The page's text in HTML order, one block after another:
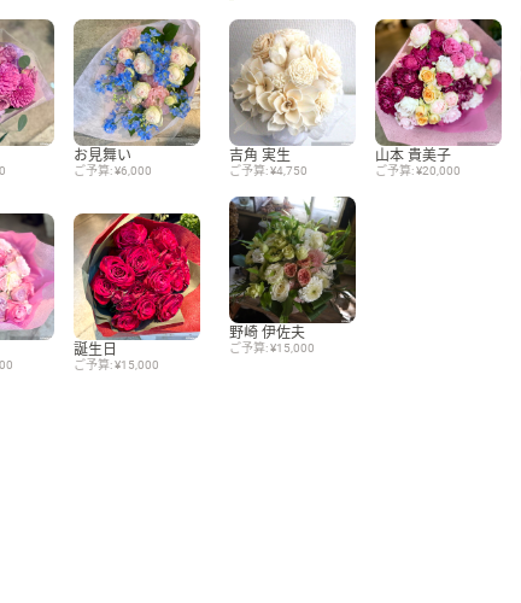
お見舞い
ご予算: ¥6,000
誕生日
ご予算: ¥15,000
吉角 実生
ご予算: ¥4,750
山本 貴美子
ご予算: ¥20,000
野崎 伊佐夫
ご予算: ¥15,000